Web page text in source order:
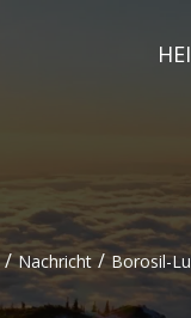
/ Nachricht / Borosil-